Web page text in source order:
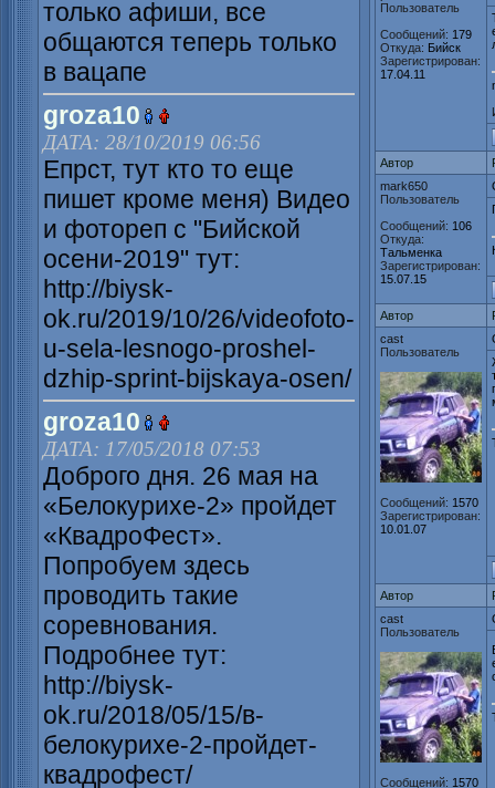
только афиши, все
общаются теперь только
в вацапе
groza10
ДАТА: 28/10/2019 06:56
Епрст, тут кто то еще
пишет кроме меня) Видео
и фотореп с "Бийской
осени-2019" тут:
http://biysk-
ok.ru/2019/10/26/videofoto-
u-sela-lesnogo-proshel-
dzhip-sprint-bijskaya-osen/
groza10
ДАТА: 17/05/2018 07:53
Доброго дня. 26 мая на
«Белокурихе-2» пройдет
«КвадроФест».
Попробуем здесь
проводить такие
соревнования.
Подробнее тут:
http://biysk-
ok.ru/2018/05/15/в-
белокурихе-2-пройдет-
квадрофест/
Пользователь
Сообщений: 179
Откуда: Бийск
Зарегистрирован:
17.04.11
Автор
mark650
Пользователь
Сообщений: 106
Откуда:
Тальменка
Зарегистрирован:
15.07.15
Автор
cast
Пользователь
Сообщений: 1570
Зарегистрирован:
10.01.07
Автор
cast
Пользователь
Сообщений: 1570